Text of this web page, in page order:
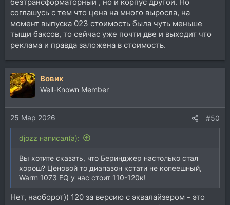
соглашусь с тем что цена на много выросла, на
момент выпуска 023 стоимость была чуть меньше
тыщи баксов, то сейчас уже почти две и выходит что
реклама и правда заложена в стоимость.
Вовик
Well-Known Member
25 Мар 2026 #50
djozz написал(а):
Вы хотите сказать, что Беринджер настолько стал
хорош? Ценовой то диапазон кстати не копеешный,
Warm 1073 EQ у нас стоит 110-120к!
Нет, наоборот)) 120 за версию с эквалайзером - это